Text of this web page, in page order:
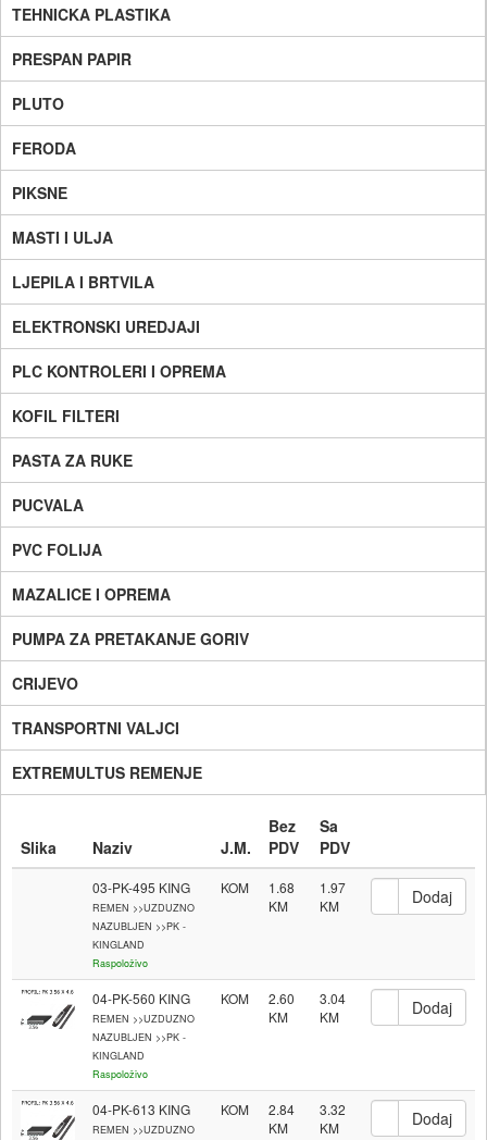
TEHNICKA PLASTIKA
PRESPAN PAPIR
PLUTO
FERODA
PIKSNE
MASTI I ULJA
LJEPILA I BRTVILA
ELEKTRONSKI UREDJAJI
PLC KONTROLERI I OPREMA
KOFIL FILTERI
PASTA ZA RUKE
PUCVALA
PVC FOLIJA
MAZALICE I OPREMA
PUMPA ZA PRETAKANJE GORIV
CRIJEVO
TRANSPORTNI VALJCI
EXTREMULTUS REMENJE
Slika Naziv J.M.
Bez
PDV
Sa
PDV
03-PK-495 KING
REMEN >>UZDUZNO
NAZUBLJEN >>PK -
KINGLAND
Raspoloživo
KOM 1.68 1.97
04-PK-560 KING
REMEN >>UZDUZNO
NAZUBLJEN >>PK -
KINGLAND
Raspoloživo
KOM 2.60 3.04
04-PK-613 KING
REMEN >>UZDUZNO
KOM 2.84 3.32